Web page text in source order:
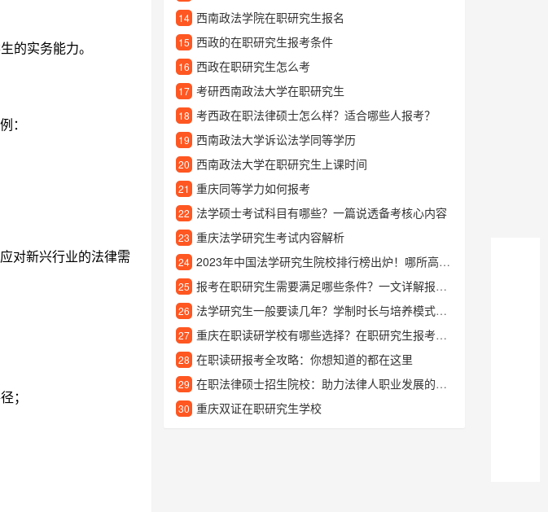
的实务能力。
：
对新兴行业的法律需
；
14 西南政法学院在职研究生报名
15 西政的在职研究生报考条件
16 西政在职研究生怎么考
17 考研西南政法大学在职研究生
18 考西政在职法律硕士怎么样？适合哪些人报考？
19 西南政法大学诉讼法学同等学历
20 西南政法大学在职研究生上课时间
21 重庆同等学力如何报考
22 法学硕士考试科目有哪些？一篇说透备考核心内容
23 重庆法学研究生考试内容解析
24 2023年中国法学研究生院校排行榜出炉！哪所高校法律专业最强？
25 报考在职研究生需要满足哪些条件？一文详解报名资格要求
26 法学研究生一般要读几年？学制时长与培养模式详解
27 重庆在职读研学校有哪些选择？在职研究生报考指南
28 在职读研报考全攻略：你想知道的都在这里
29 在职法律硕士招生院校：助力法律人职业发展的优质平台
30 重庆双证在职研究生学校